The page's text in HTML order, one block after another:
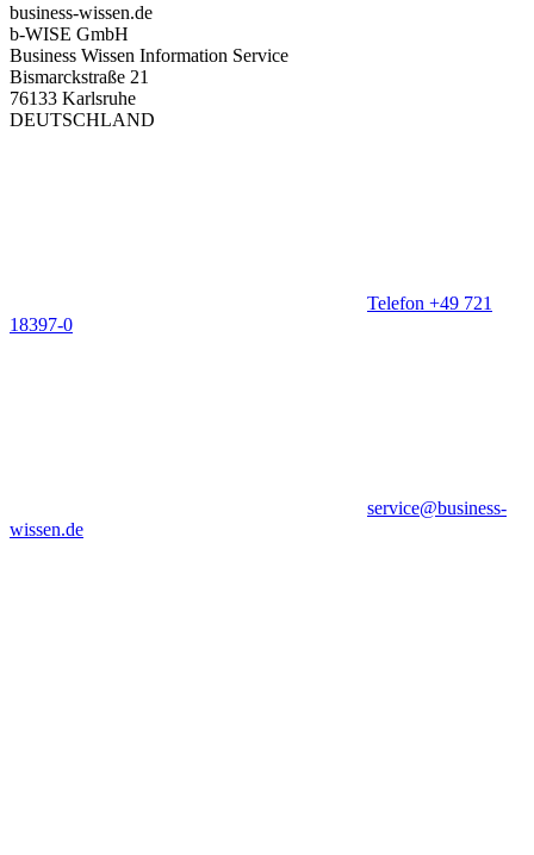
business-wissen.de
b-WISE GmbH
Business Wissen Information Service
Bismarckstraße 21
76133 Karlsruhe
DEUTSCHLAND
Telefon +49 721
18397-0
service@business-
wissen.de